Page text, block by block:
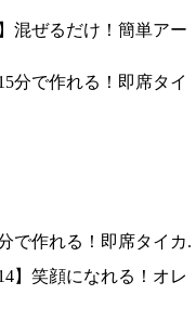
混ぜるだけ！簡単アー
で作れる！即席タイカ.